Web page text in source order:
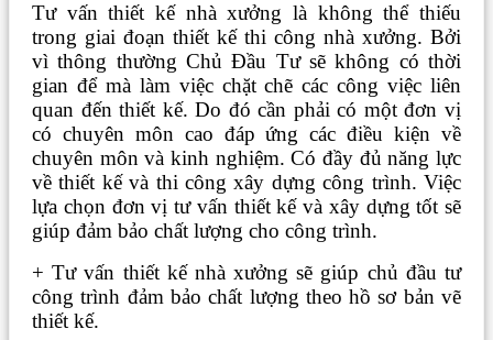
Tư vấn thiết kế nhà xưởng là không thể thiếu
trong giai đoạn thiết kế thi công nhà xưởng. Bởi
vì thông thường Chủ Đầu Tư sẽ không có thời
gian để mà làm việc chặt chẽ các công việc liên
quan đến thiết kế. Do đó cần phải có một đơn vị
có chuyên môn cao đáp ứng các điều kiện về
chuyên môn và kinh nghiệm. Có đầy đủ năng lực
về thiết kế và thi công xây dựng công trình. Việc
lựa chọn đơn vị tư vấn thiết kế và xây dựng tốt sẽ
giúp đảm bảo chất lượng cho công trình.
+ Tư vấn thiết kế nhà xưởng sẽ giúp chủ đầu tư
công trình đảm bảo chất lượng theo hồ sơ bản vẽ
thiết kế.